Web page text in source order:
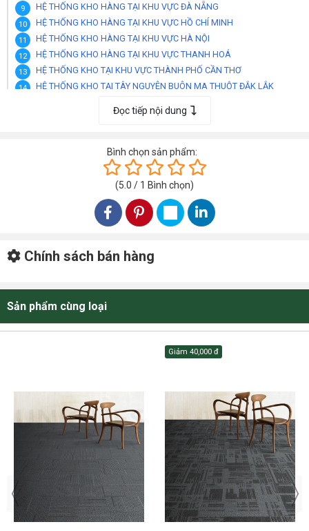
HỆ THỐNG KHO HÀNG TẠI KHU VỰC ĐÀ NẴNG
HỆ THỐNG KHO HÀNG TẠI KHU VỰC HỒ CHÍ MINH
HỆ THỐNG KHO HÀNG TẠI KHU VỰC HÀ NỘI
HỆ THỐNG KHO HÀNG TẠI KHU VỰC THANH HOÁ
HỆ THỐNG KHO TẠI KHU VỰC THÀNH PHỐ CẦN THƠ
HỆ THỐNG KHO TẠI TÂY NGUYÊN BUÔN MA THUỘT ĐẮK LẮK
Đọc tiếp nội dung
Bình chọn sản phẩm:
(5.0 / 1 Bình chọn)
Chính sách bán hàng
Sản phẩm cùng loại
Giảm 40,000 đ